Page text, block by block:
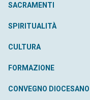
SACRAMENTI
SPIRITUALITÀ
CULTURA
FORMAZIONE
CONVEGNO DIOCESANO